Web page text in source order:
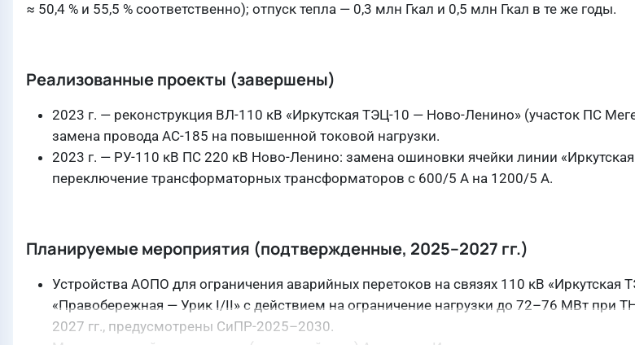
≈ 50,4 % и 55,5 % соответственно); отпуск тепла — 0,3 млн Гкал и 0,5 млн Гкал в те же годы.
Реализованные проекты (завершены)
2023 г. — реконструкция ВЛ-110 кВ «Иркутская ТЭЦ-10 — Ново-Ленино» (участок ПС
замена провода АС-185 на повышенной токовой нагрузки.
2023 г. — РУ-110 кВ ПС 220 кВ Ново-Ленино: замена ошиновки ячейки линии
переключение трансформаторных трансформаторов с 600/5 А на 1200/5 А.
Планируемые мероприятия (подтвержденные, 2025–2027 гг.)
Устройства АОПО для ограничения аварийных перетоков на связях 110 кВ «Иркутская
«Правобережная — Урик I/II» с действием на ограничение нагрузки до 72–76 МВт при
2027 гг., предусмотрены СиПР-2025–2030.